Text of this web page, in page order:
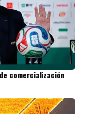
comercialización